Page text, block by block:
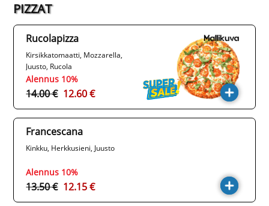
PIZZAT
Rucolapizza
Kirsikkatomaatti, Mozzarella,
Juusto, Rucola
Alennus 10%
14.00 € 12.60 €
Francescana
Kinkku, Herkkusieni, Juusto
Alennus 10%
13.50 € 12.15 €